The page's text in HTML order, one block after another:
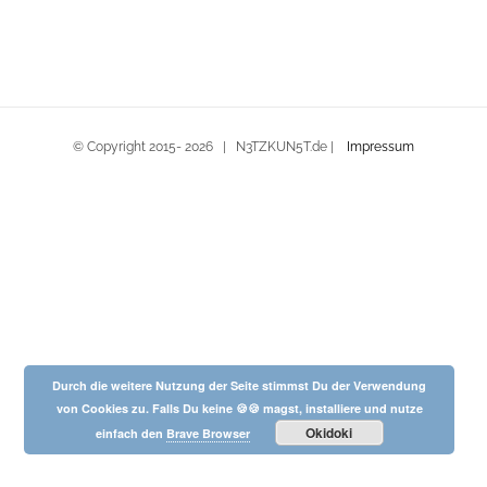
© Copyright 2015- 2026 | N3TZKUN5T.de | Impressum
Durch die weitere Nutzung der Seite stimmst Du der Verwendung
von Cookies zu. Falls Du keine 🍪🍪 magst, installiere und nutze
einfach den Brave Browser Okidoki